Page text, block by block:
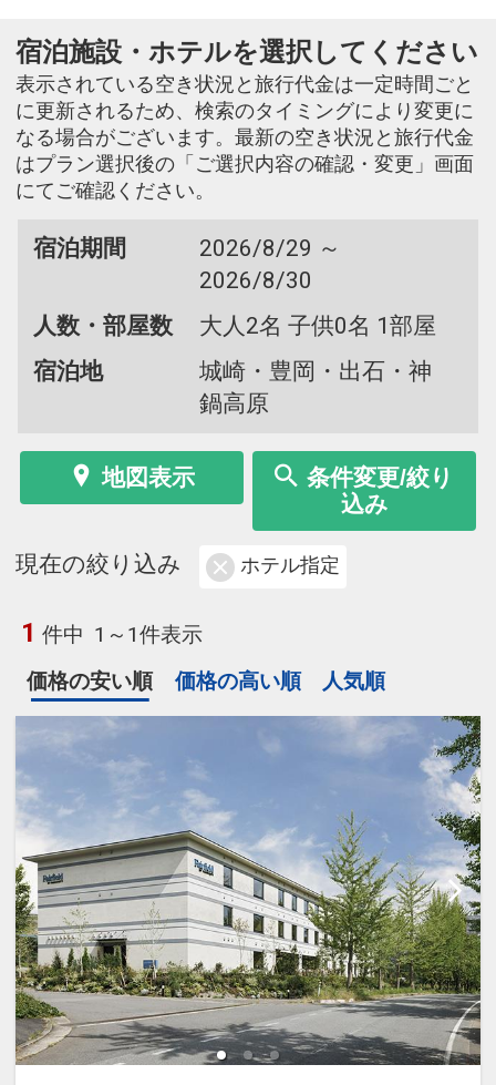
宿泊施設・ホテルを選択してください
表示されている空き状況と旅行代金は一定時間ごと
に更新されるため、検索のタイミングにより変更に
なる場合がございます。最新の空き状況と旅行代金
はプラン選択後の「ご選択内容の確認・変更」画面
にてご確認ください。
宿泊期間
2026/8/29 ～
2026/8/30
人数・部屋数
大人2名 子供0名 1部屋
宿泊地
城崎・豊岡・出石・神
鍋高原
地図表示
条件変更/絞り
込み
現在の絞り込み ホテル指定
1 件中 1～1件表示
価格の安い順
価格の高い順 人気順